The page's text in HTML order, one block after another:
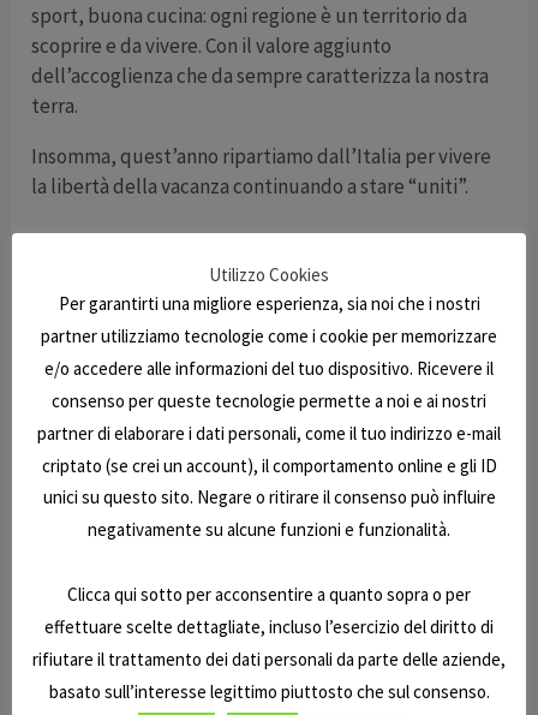
sport, buona cucina: ogni regione è un territorio da
scoprire e da vivere. Con il valore aggiunto
dell’accoglienza che da sempre caratterizza la nostra
terra.
Insomma, quest’anno ripartiamo dall’Italia per vivere
la libertà della vacanza continuando a stare “uniti”.
articoli
Articolo
precedente
Articolo
successivo
Copyright © 2026 | E7 Caravan Srl | P.IVA 01630210548
migliori marche! I primi successi arrivano con tende ed accessori
per il campeggio, poi con le caravan ed infine con l'avvento del
Utilizzo Cookies
Per garantirti una migliore esperienza, sia noi che i nostri
partner utilizziamo tecnologie come i cookie per memorizzare
e/o accedere alle informazioni del tuo dispositivo. Ricevere il
consenso per queste tecnologie permette a noi e ai nostri
partner di elaborare i dati personali, come il tuo indirizzo e-mail
criptato (se crei un account), il comportamento online e gli ID
unici su questo sito. Negare o ritirare il consenso può influire
negativamente su alcune funzioni e funzionalità.
Clicca qui sotto per acconsentire a quanto sopra o per
effettuare scelte dettagliate, incluso l’esercizio del diritto di
rifiutare il trattamento dei dati personali da parte delle aziende,
basato sull’interesse legittimo piuttosto che sul consenso.